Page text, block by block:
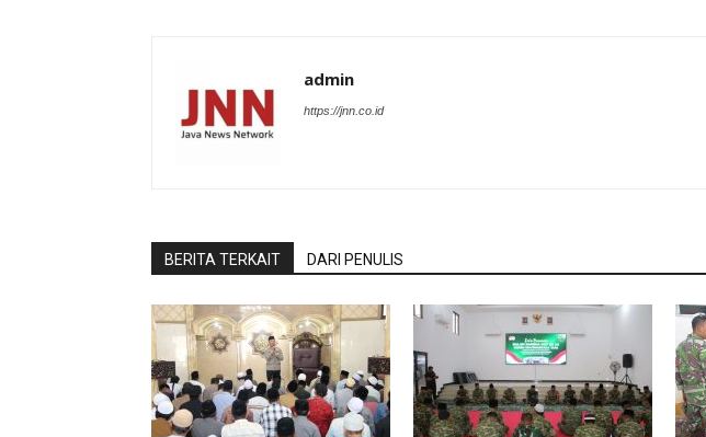
admin
https://jnn.co.id
BERITA TERKAIT DARI PENULIS